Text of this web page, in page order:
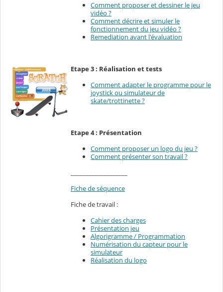
Comment proposer et dessiner le jeu
vidéo ?
Comment décrire et simuler le
fonctionnement du jeu vidéo ?
Remediation avant l'évaluation
Etape 3 : Réalisation et tests
Comment adapter le programme pour le
joystick ou simulateur de
skate/trottinette ?
Etape 4 : Présentation
Comment proposer un logo du jeu ?
Comment présenter son travail ?
Fiche de séquence
Fiche de travail :
Cahier des charges
Présentation jeu
Algorigramme / Programmation
Numérisation du capteur pour le
simulateur
Réalisation du logo